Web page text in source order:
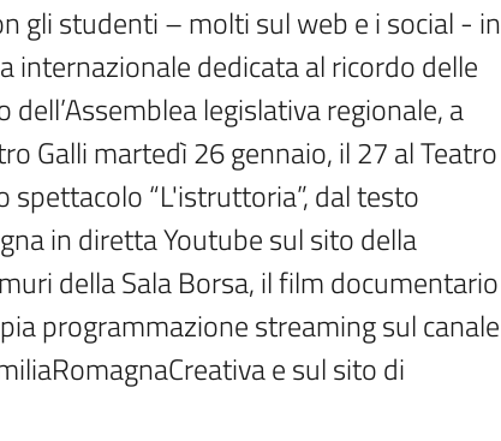
gli studenti – molti sul web e i social - in
internazionale dedicata al ricordo delle
dell’Assemblea legislativa regionale, a
Galli martedì 26 gennaio, il 27 al Teatro
spettacolo “L'istruttoria”, dal testo
in diretta Youtube sul sito della
della Sala Borsa, il film documentario
programmazione streaming sul canale
e sul sito di